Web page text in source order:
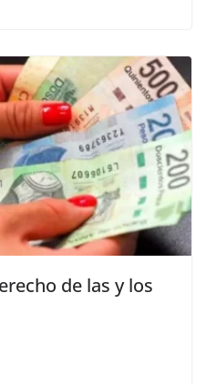
de las y los